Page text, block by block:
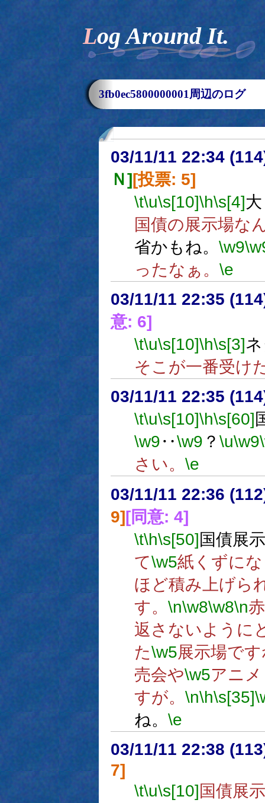
Log Around It.
3fb0ec5800000001周辺のログ
03/11/11 22:34
Ｎ][投票: 5]
\t\u\s[10]\h\s[4]
国債の展示場な
省かもね。 \w9
ったなぁ。 \e
03/11/11 22:35
意: 6]
\t\u\s[10]\h\s[3]
そこが一番受け
03/11/11 22:35
\t\u\s[10]\h\s[60]
\w9‥\w9 ？ \u\w9
さい。 \e
03/11/11 22:36
9][同意: 4]
\t\h\s[50]国債展
て\w5紙くずに
ほど積み上げら
す。 \n\w8\w8\n
返さないように
た\w5展示場で
売会や\w5アニ
すが。 \n\h\s[35]
ね。 \e
03/11/11 22:38
7]
\t\u\s[10]国債展